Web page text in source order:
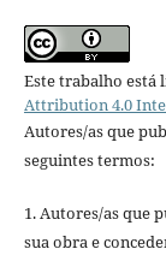
Este trabalho está
Attribution 4.0
Autores/as que
seguintes termos:
1. Autores/as que
sua obra e